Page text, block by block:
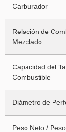
Carburador
Relación de
Mezclado
Capacidad del
Combustible
Diámetro de
Peso Neto /